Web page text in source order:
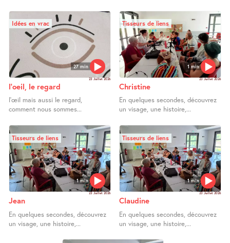
27 min
Idées en vrac
23 Juillet 2026
l’oeil, le regard
l’œil mais aussi le regard,
comment nous sommes...
1 min
Tisseurs de liens
23 Juillet 2026
Christine
En quelques secondes, découvrez
un visage, une histoire,...
1 min
Tisseurs de liens
23 Juillet 2026
Jean
En quelques secondes, découvrez
un visage, une histoire,...
1 min
Tisseurs de liens
23 Juillet 2026
Claudine
En quelques secondes, découvrez
un visage, une histoire,...